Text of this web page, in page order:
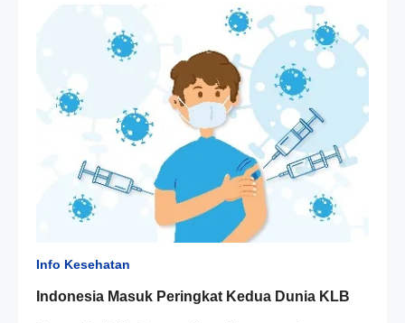
Info Kesehatan
Indonesia Masuk Peringkat Kedua Dunia KLB